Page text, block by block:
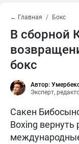
← Главная Бокс
В сборной
бокс
Автор:
Эксперт,
Сакен
Boxing вернуть